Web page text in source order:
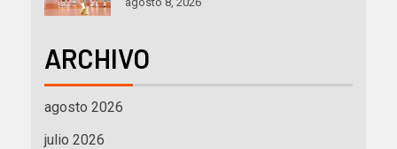
ARCHIVO
agosto 2026
julio 2026